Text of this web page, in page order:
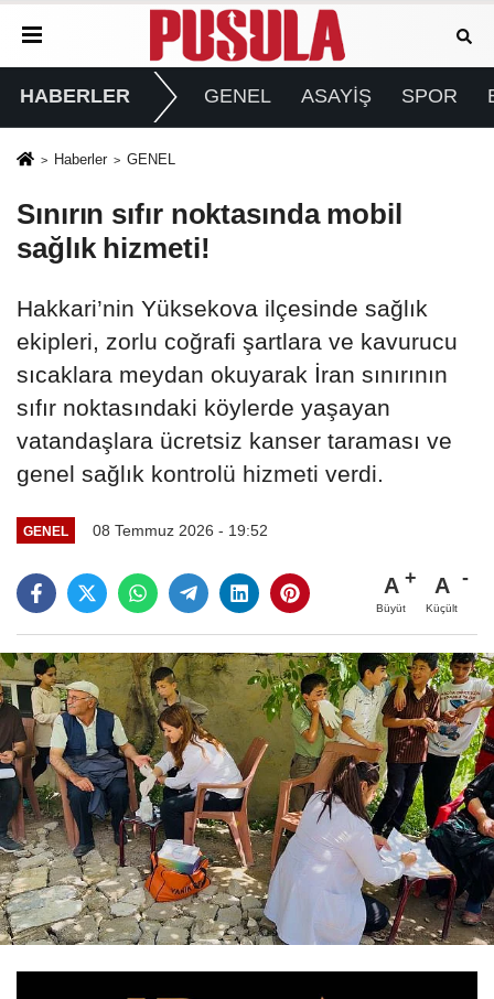
HABERLER GENEL ASAYİŞ SPOR
Haberler GENEL
Sınırın sıfır noktasında mobil
sağlık hizmeti!
Hakkari’nin Yüksekova ilçesinde sağlık
ekipleri, zorlu coğrafi şartlara ve kavurucu
sıcaklara meydan okuyarak İran sınırının
sıfır noktasındaki köylerde yaşayan
vatandaşlara ücretsiz kanser taraması ve
genel sağlık kontrolü hizmeti verdi.
GENEL 08 Temmuz 2026 - 19:52
A
Büyüt
A
Küçült